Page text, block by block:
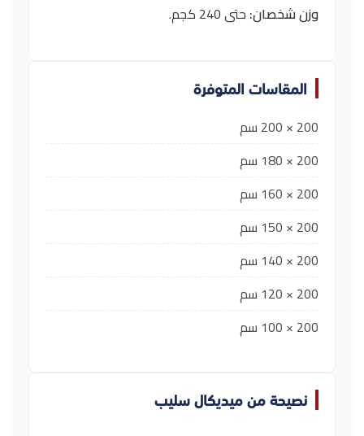
وزن شخصان: حتى 240 كجم.
المقاسات المتوفرة
200 × 200 سم
200 × 180 سم
200 × 160 سم
200 × 150 سم
200 × 140 سم
200 × 120 سم
200 × 100 سم
نصيحة من ميديكال سليب